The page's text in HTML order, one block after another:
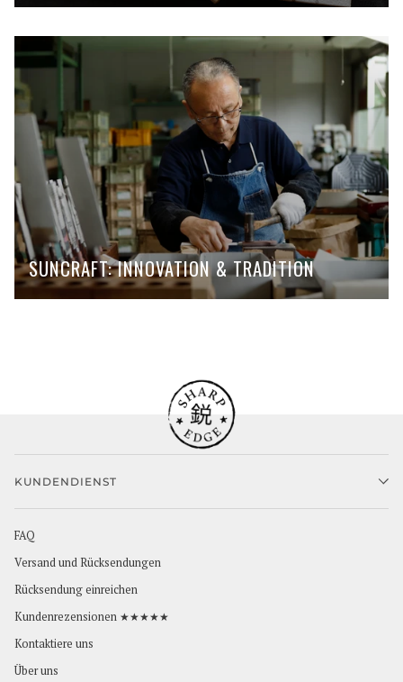
SUNCRAFT: INNOVATION & TRADITION
KUNDENDIENST
FAQ
Versand und Rücksendungen
Rücksendung einreichen
Kundenrezensionen ★★★★★
Kontaktiere uns
Über uns